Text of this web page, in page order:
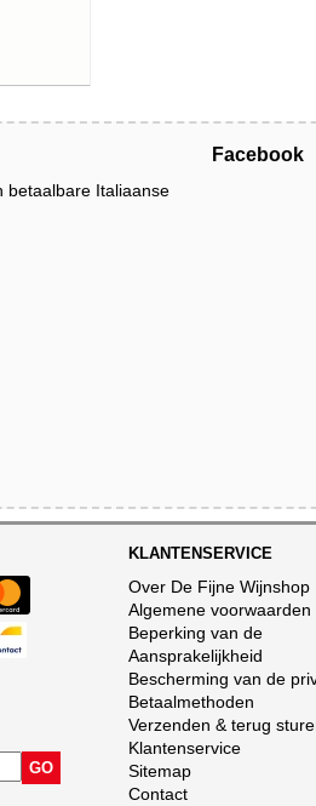
betaalbare Italiaanse
Facebook
KLANTENSERVICE
Over De Fijne Wijnshop
Algemene voorwaarden
Beperking van de
Aansprakelijkheid
Bescherming van de
Betaalmethoden
Verzenden & terug
Klantenservice
Sitemap
Contact